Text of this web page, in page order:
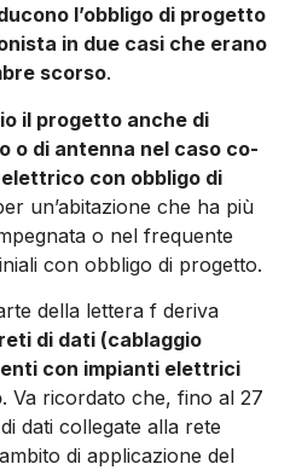
l’obbligo di progetto
in due casi che erano
scorso.
il pro­getto anche di
o di antenna nel caso co­
con obbligo di
un’abitazione che ha più
o nel frequente
con obbligo di pro­getto.
del­la lettera f deriva
di dati (cablaggio
con impianti elettrici
. Va ricordato che, fino al 27
dati collegate alla rete
di applicazio­ne del